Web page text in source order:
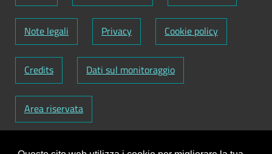
Note legali Privacy Cookie policy
Credits Dati sul monitoraggio
Area riservata
Codice Fiscale: 82000090751-Partita IVA: